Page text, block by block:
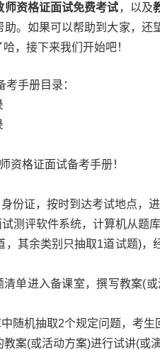
师资格证面试免费考试，以及
。如果可以帮助到大家，还
，接下来我们开始吧！
手册目录：
格证面试备考手册！
证，按时到达考试地点，进
评软件系统，计算机从题
，其余类别只抽取1道试题)，
进入备课室，撰写教案(或
机抽取2个规定问题，考生
(或活动方案)进行试讲(或演